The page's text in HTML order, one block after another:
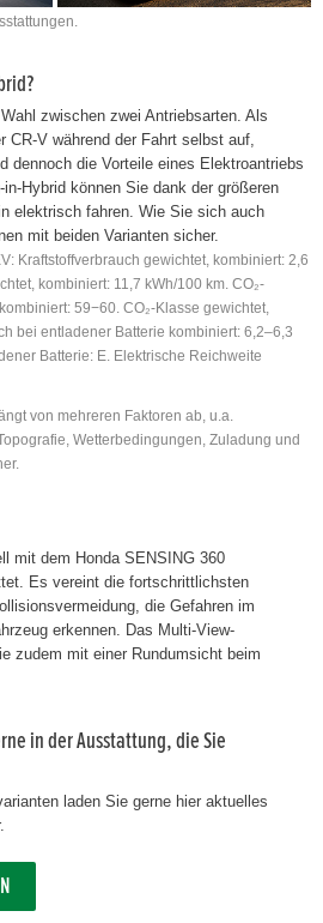
zwischen zwei Antriebsarten. Als
CR-V während der Fahrt selbst auf,
dennoch die Vorteile eines Elektroantriebs
Hybrid können Sie dank der größeren
elektrisch fahren. Wie Sie sich auch
mit beiden Varianten sicher.
Kraftstoffverbrauch gewichtet, kombiniert: 2,6
kombiniert: 11,7 kWh/100 km. CO₂-
59−60. CO₂-Klasse gewichtet,
bei entladener Batterie kombiniert: 6,2–6,3
Batterie: E. Elektrische Reichweite
von mehreren Faktoren ab, u.a.
Wetterbedingungen, Zuladung und
mit dem Honda SENSING 360
Es vereint die fortschrittlichsten
die Gefahren im
erkennen. Das Multi-View-
zudem mit einer Rundumsicht beim
in der Ausstattung, die Sie
laden Sie gerne hier aktuelles